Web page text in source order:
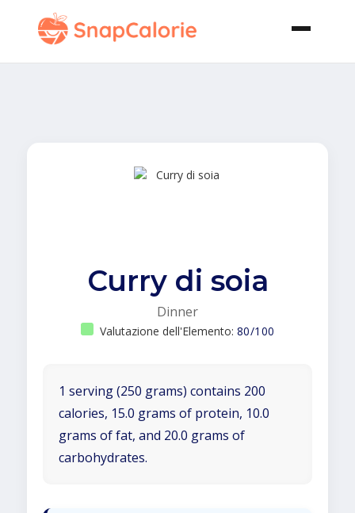
Curry di soia
Dinner
Valutazione dell'Elemento: 80/100
1 serving (250 grams) contains 200
calories, 15.0 grams of protein, 10.0
grams of fat, and 20.0 grams of
carbohydrates.